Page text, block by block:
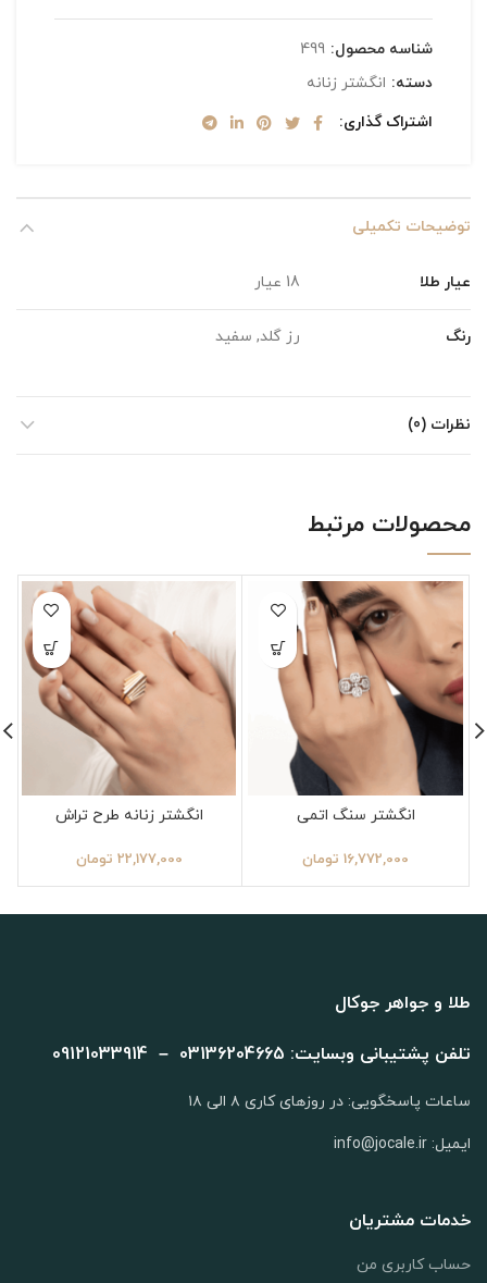
شناسه محصول: 499
دسته: انگشتر زنانه
اشتراک گذاری
توضیحات تکمیلی
عیار طلا 18 عیار
رنگ رز گلد, سفید
نظرات (0)
محصولات مرتبط
انگشتر سنگ اتمی
16,772,000 تومان
انگشتر زنانه طرح تراش
22,177,000 تومان
طلا و جواهر جوکال
تلفن پشتیبانی وبسایت: 03136204665 – 09121033914
ساعات پاسخگویی: در روزهای کاری ۸ الی ۱۸
ایمیل: info@jocale.ir
خدمات مشتریان
حساب کاربری من